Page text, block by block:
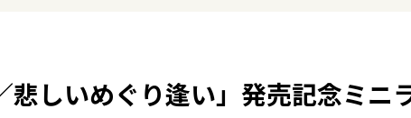
悲しいめぐり逢い」発売記念ミニ